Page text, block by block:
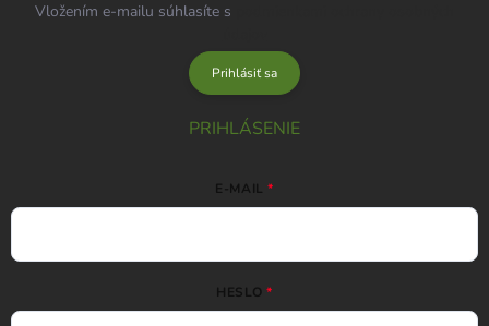
Vložením e-mailu súhlasíte s
Prihlásiť sa
PRIHLÁSENIE
E-MAIL
HESLO